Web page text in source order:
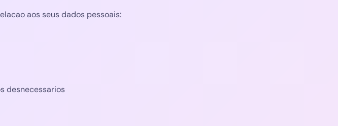
aos seus dados pessoais:
desnecessarios